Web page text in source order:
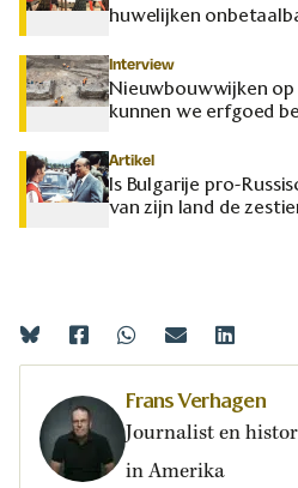
huwelijken
Interview
Nieuwbouwwijken op
kunnen we erfgoed
Artikel
Is Bulgarije pro-
van zijn land de
Frans Verhagen
Journalist en
in Amerika